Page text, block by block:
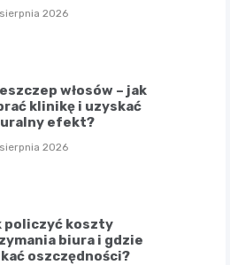
2026
włosów – jak
klinikę i uzyskać
efekt?
2026
policzyć koszty
biura i gdzie
oszczędności?